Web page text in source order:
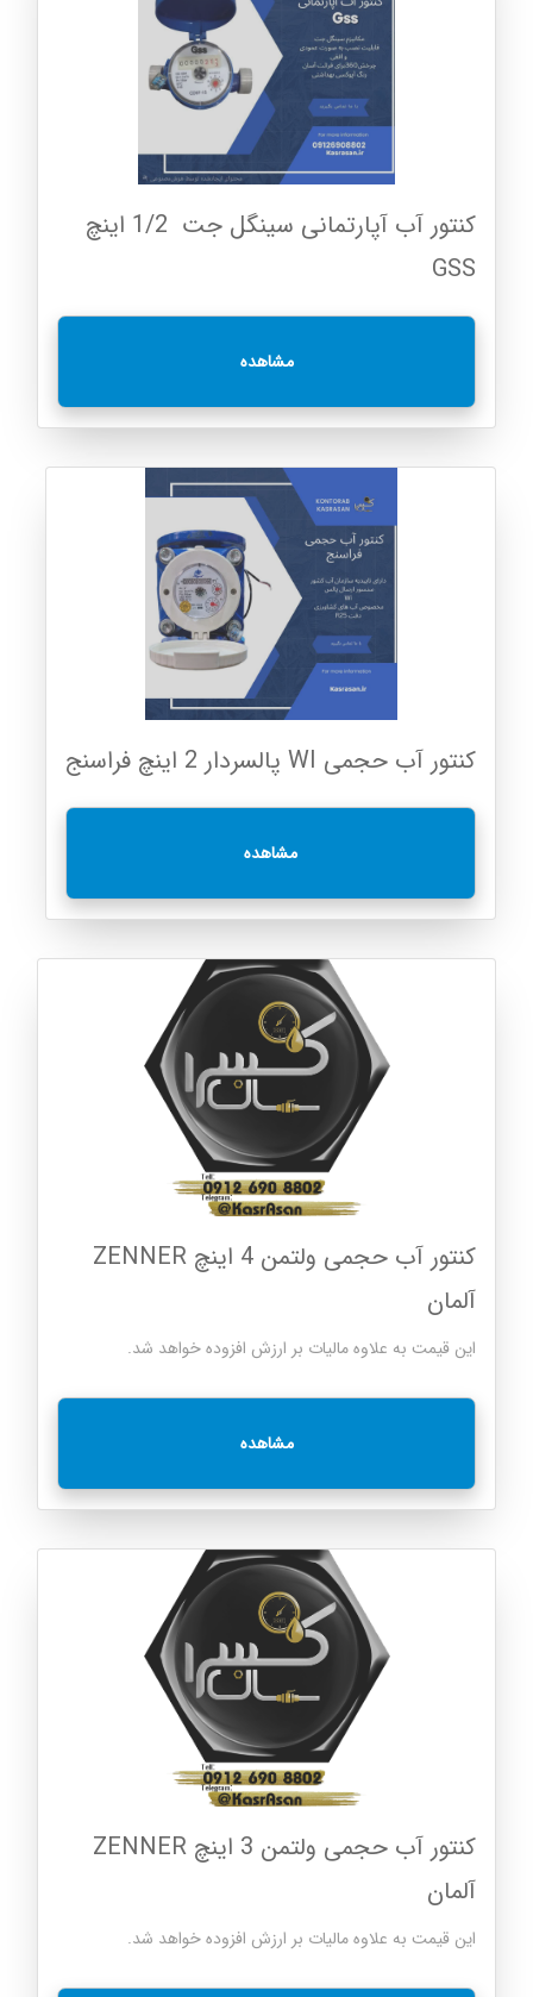
کنتور آب آپارتمانی سینگل جت ‌ 1/2 اینچ
GSS
مشاهده
کنتور آب حجمی WI پالسردار 2 اینچ فراسنج
مشاهده
کنتور آب حجمی ولتمن 4 اینچ ZENNER
آلمان
این قیمت به علاوه مالیات بر ارزش افزوده خواهد شد.
مشاهده
کنتور آب حجمی ولتمن 3 اینچ ZENNER
آلمان
این قیمت به علاوه مالیات بر ارزش افزوده خواهد شد.